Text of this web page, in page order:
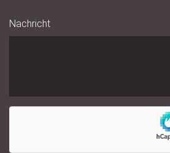
Nachricht